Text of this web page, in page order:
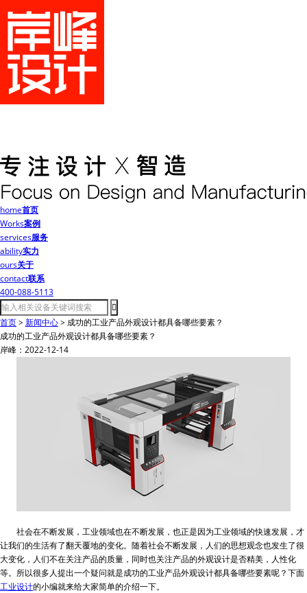
home首页
Works案例
services服务
ability实力
ours关于
contact联系
400-088-5113
首页> 新闻中心> 成功的工业产品外观设计都具备哪些要素？
成功的工业产品外观设计都具备哪些要素？
岸峰：2022-12-14
社会在不断发展，工业领域也在不断发展，也正是因为工业领域的快速发展，才
让我们的生活有了翻天覆地的变化。随着社会不断发展，人们的思想观念也发生了很
大变化，人们不在关注产品的质量，同时也关注产品的外观设计是否精美，人性化
等。所以很多人提出一个疑问就是成功的工业产品外观设计都具备哪些要素呢？下面
工业设计的小编就来给大家简单的介绍一下。